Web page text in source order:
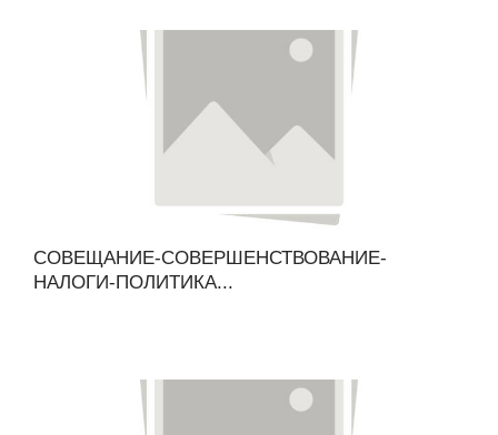
СОВЕЩАНИЕ-СОВЕРШЕНСТВОВАНИЕ-
НАЛОГИ-ПОЛИТИКА...